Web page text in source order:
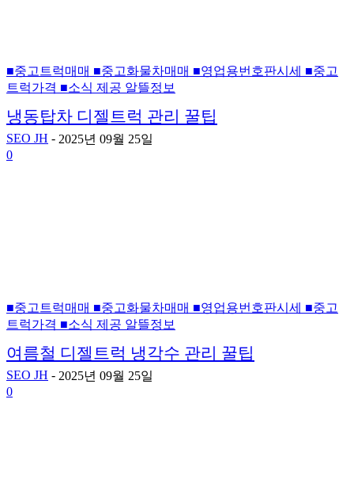
■중고트럭매매 ■중고화물차매매 ■영업용번호판시세 ■중고
트럭가격 ■소식 제공 알뜰정보
냉동탑차 디젤트럭 관리 꿀팁
SEO JH - 2025년 09월 25일
0
■중고트럭매매 ■중고화물차매매 ■영업용번호판시세 ■중고
트럭가격 ■소식 제공 알뜰정보
여름철 디젤트럭 냉각수 관리 꿀팁
SEO JH - 2025년 09월 25일
0